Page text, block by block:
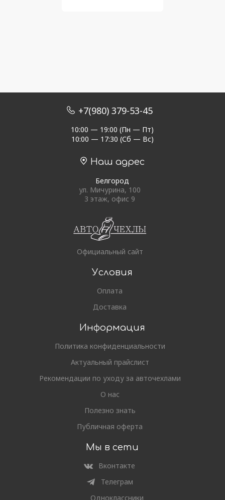
+7(980) 379-53-45
10:00 — 19:00 (Пн — Пт)
10:00 — 17:30 (Сб — Вс)
Наш адрес
Белгород
ул. Мичурина, 100
3 этаж, офис 9
Официальный сайт
Условия
Оплата
Доставка
Информация
Политика конфиденциальности
Актуальный прайслист
Рекомендации по уходу за авточехлами
О нас
Полезно знать
Публичная оферта
Мы в сети
Вконтакте
Телеграм
Одноклассники